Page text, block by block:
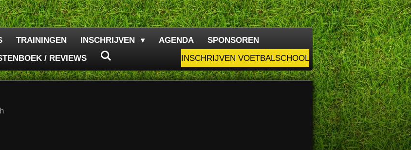
TRAININGEN INSCHRIJVEN AGENDA
SPONSOREN
/ REVIEWS INSCHRIJVEN VOETBALSCHOOL